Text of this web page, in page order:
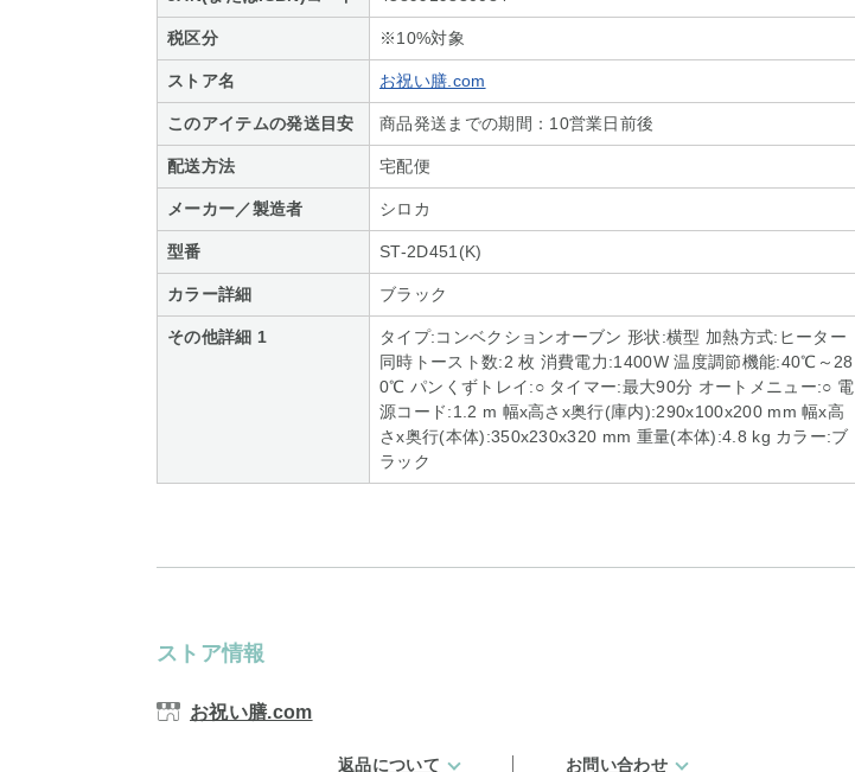
税区分 ※10%対象
ストア名 お祝い膳.com
このアイテムの発送目安 商品発送までの期間：10営業日前後
配送方法 宅配便
メーカー／製造者 シロカ
型番 ST-2D451(K)
カラー詳細 ブラック
その他詳細 1
タイプ:コンベクションオーブン 形状:横型 加熱方式:ヒーター
同時トースト数:2 枚 消費電力:1400W 温度調節機能:40℃～28
0℃ パンくずトレイ:○ タイマー:最大90分 オートメニュー:○ 電
源コード:1.2 m 幅x高さx奥行(庫内):290x100x200 mm 幅x高
さx奥行(本体):350x230x320 mm 重量(本体):4.8 kg カラー:ブ
ラック
ストア情報
お祝い膳.com
返品について お問い合わせ